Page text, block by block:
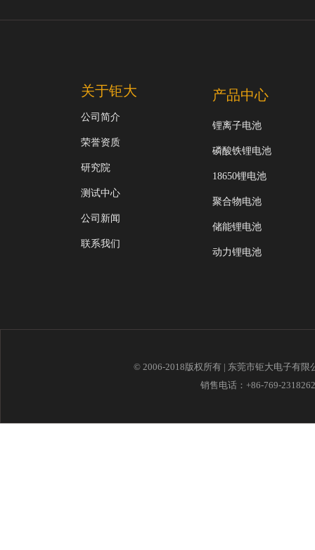
关于钜大
公司简介
荣誉资质
研究院
测试中心
公司新闻
联系我们
产品中心
锂离子电池
磷酸铁锂电池
18650锂电池
聚合物电池
储能锂电池
动力锂电池
© 2006-2018版权所有 | 东莞市钜大电子有
销售电话：+86-769-